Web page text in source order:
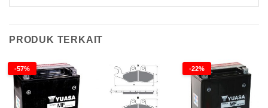
PRODUK TERKAIT
-57% -22%